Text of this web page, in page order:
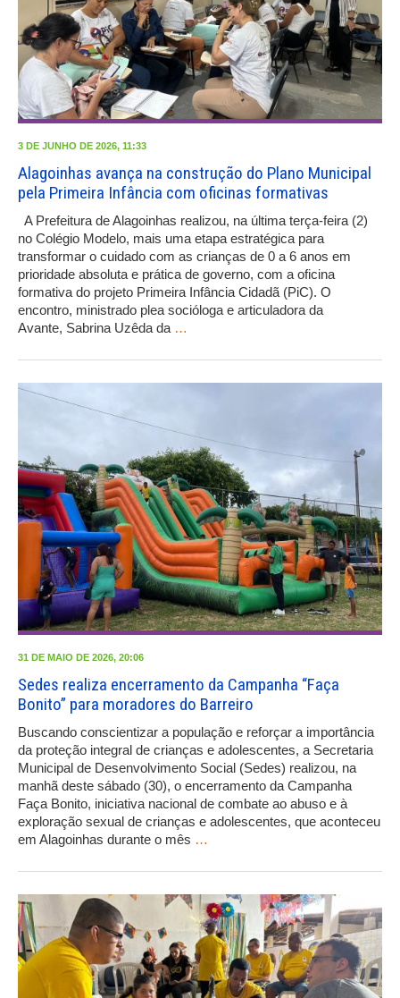
3 DE JUNHO DE 2026, 11:33
Alagoinhas avança na construção do Plano Municipal
pela Primeira Infância com oficinas formativas
A Prefeitura de Alagoinhas realizou, na última terça-feira (2)
no Colégio Modelo, mais uma etapa estratégica para
transformar o cuidado com as crianças de 0 a 6 anos em
prioridade absoluta e prática de governo, com a oficina
formativa do projeto Primeira Infância Cidadã (PiC). O
encontro, ministrado plea socióloga e articuladora da
Avante, Sabrina Uzêda da …
31 DE MAIO DE 2026, 20:06
Sedes realiza encerramento da Campanha “Faça
Bonito” para moradores do Barreiro
Buscando conscientizar a população e reforçar a importância
da proteção integral de crianças e adolescentes, a Secretaria
Municipal de Desenvolvimento Social (Sedes) realizou, na
manhã deste sábado (30), o encerramento da Campanha
Faça Bonito, iniciativa nacional de combate ao abuso e à
exploração sexual de crianças e adolescentes, que aconteceu
em Alagoinhas durante o mês …